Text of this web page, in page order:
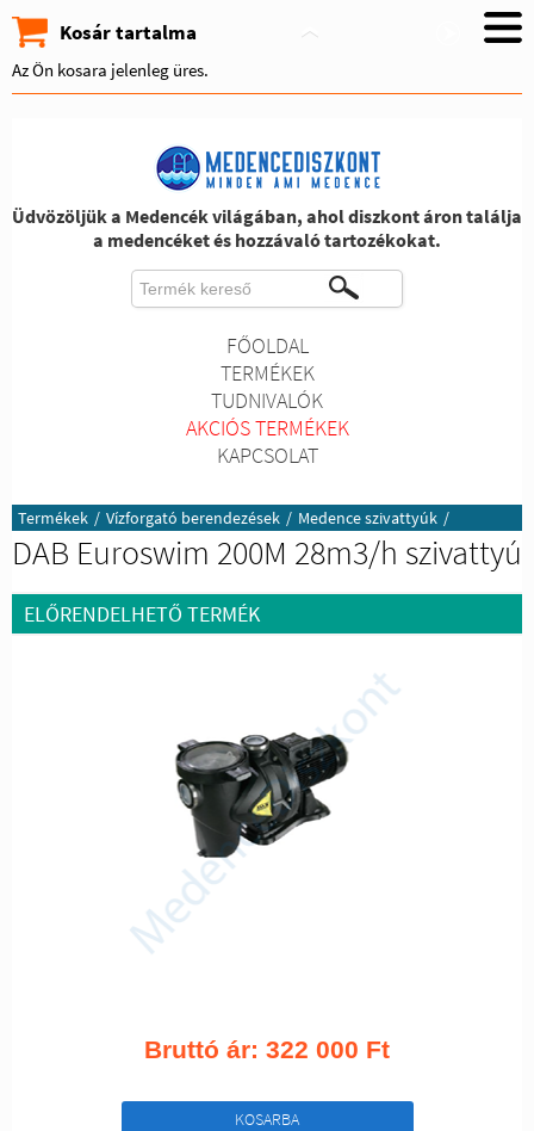
Kosár tartalma
Az Ön kosara jelenleg üres.
Üdvözöljük a Medencék világában, ahol diszkont áron találja
a medencéket és hozzávaló tartozékokat.
FŐOLDAL
TERMÉKEK
TUDNIVALÓK
AKCIÓS TERMÉKEK
KAPCSOLAT
Termékek / Vízforgató berendezések / Medence szivattyúk /
DAB Euroswim 200M 28m3/h szivattyú
ELŐRENDELHETŐ TERMÉK
Bruttó ár: 322 000 Ft
KOSARBA